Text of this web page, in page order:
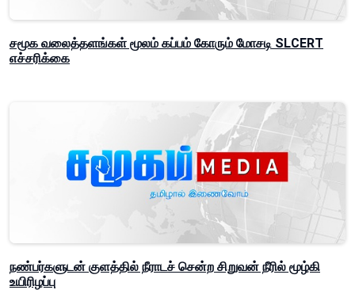
சமூக வலைத்தளங்கள் மூலம் கப்பம் கோரும் மோசடி SLCERT
எச்சரிக்கை
நண்பர்களுடன் குளத்தில் நீராடச் சென்ற சிறுவன் நீரில் மூழ்கி
உயிரிழப்பு